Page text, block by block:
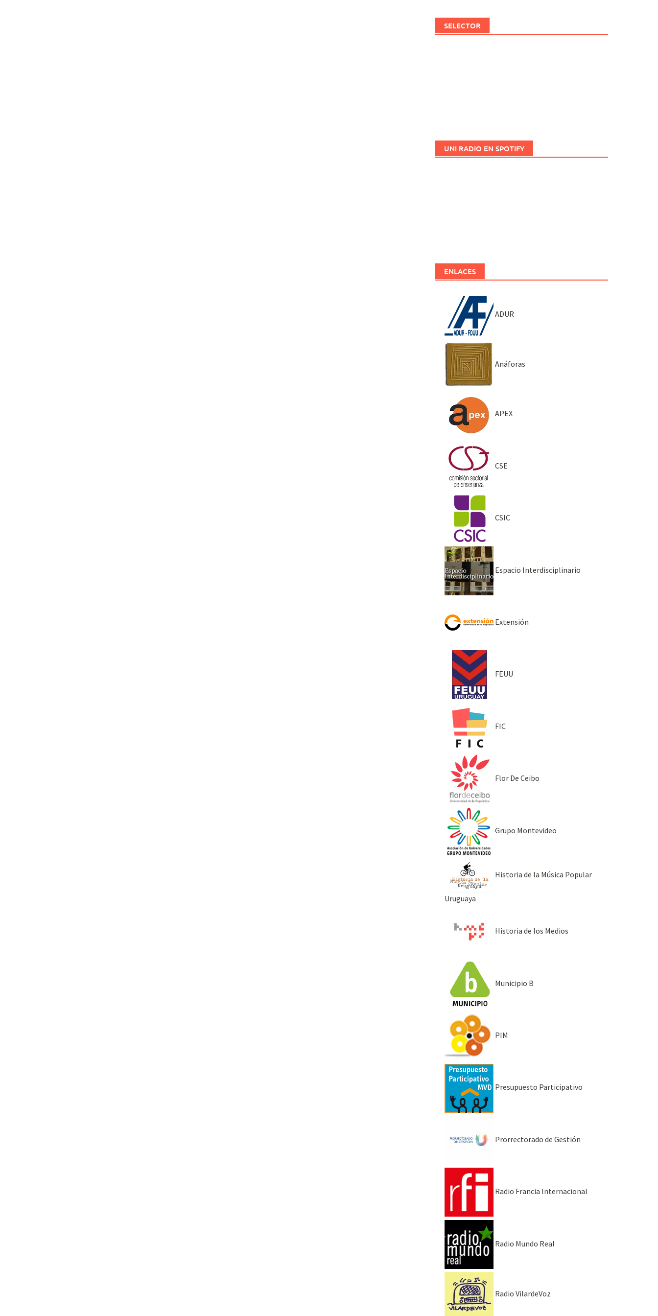
SELECTOR
UNI RADIO EN SPOTIFY
ENLACES
ADUR
Anáforas
APEX
CSE
CSIC
Espacio Interdisciplinario
Extensión
FEUU
FIC
Flor De Ceibo
Grupo Montevideo
Historia de la Música Popular
Uruguaya
Historia de los Medios
Municipio B
PIM
Presupuesto Participativo
Prorrectorado de Gestión
Radio Francia Internacional
Radio Mundo Real
Radio VilardeVoz